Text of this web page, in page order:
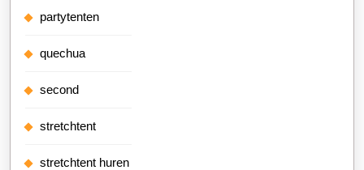
partytenten
quechua
second
stretchtent
stretchtent huren